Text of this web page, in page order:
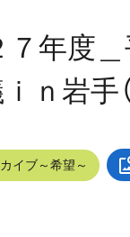
年度＿
岩手（
イブ～希望～